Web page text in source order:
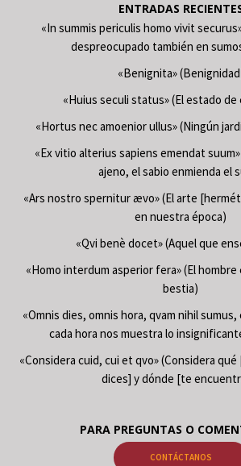
ENTRADAS
«In summis periculis homo vivit
despreocupado también en
«Benignita»
«Huius seculi status» (El estado de
«Hortus nec amoenior ullus» (Ningún
«Ex vitio alterius sapiens emendat
ajeno, el sabio enmienda el
«Ars nostro spernitur ævo» (El arte
en nuestra época)
«Qvi benè docet» (Aquel que
«Homo interdum asperior fera» (El hombre
bestia)
«Omnis dies, omnis hora, qvam nihil
cada hora nos muestra lo
«Considera cuid, cui et qvo» (Considera
dices] y dónde [te
PARA PREGUNTAS O
CONTÁCTANOS